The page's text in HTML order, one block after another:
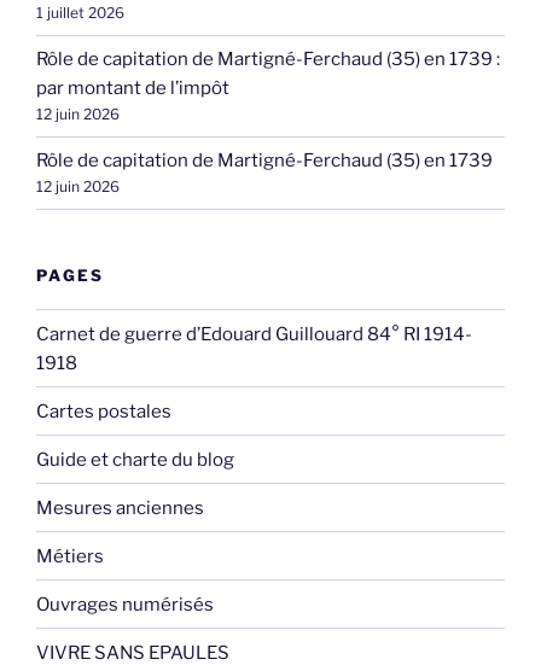
1 juillet 2026
Rôle de capitation de Martigné-Ferchaud (35) en 1739 :
par montant de l’impôt
12 juin 2026
Rôle de capitation de Martigné-Ferchaud (35) en 1739
12 juin 2026
PAGES
Carnet de guerre d’Edouard Guillouard 84° RI 1914-
1918
Cartes postales
Guide et charte du blog
Mesures anciennes
Métiers
Ouvrages numérisés
VIVRE SANS EPAULES